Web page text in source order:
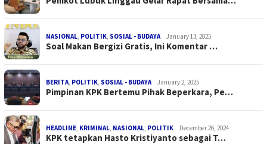
NASIONAL POLITIK SOSIAL - BUDAYA January 13, 2025
Soal Makan Bergizi Gratis, Ini Komentar …
BERITA POLITIK SOSIAL - BUDAYA January 2, 2025
Pimpinan KPK Bertemu Pihak Beperkara, Pe…
HEADLINE KRIMINAL NASIONAL POLITIK December 26, 2024
KPK tetapkan Hasto Kristiyanto sebagai T…